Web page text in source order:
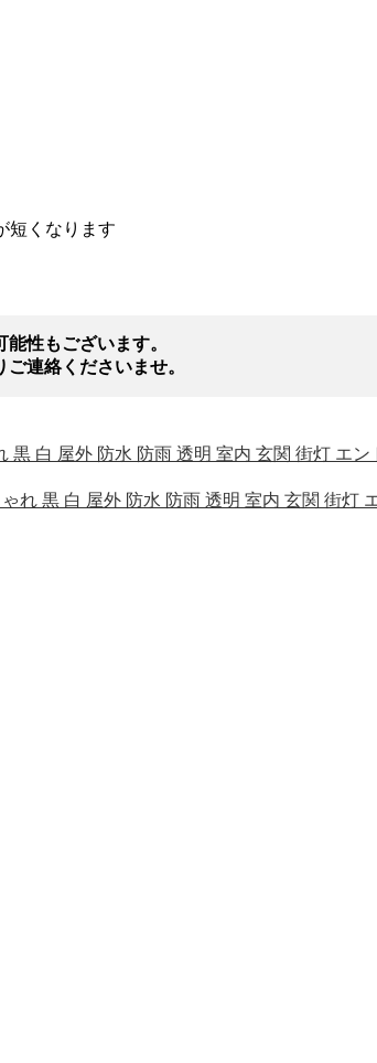
短くなります
性もございます。
連絡くださいませ。
白 屋外 防水 防雨 透明 室内 玄関 街灯 エ
黒 白 屋外 防水 防雨 透明 室内 玄関 街灯